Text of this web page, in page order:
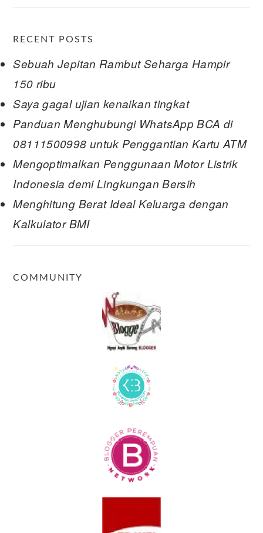
RECENT POSTS
Sebuah Jepitan Rambut Seharga Hampir
150 ribu
Saya gagal ujian kenaikan tingkat
Panduan Menghubungi WhatsApp BCA di
08111500998 untuk Penggantian Kartu ATM
Mengoptimalkan Penggunaan Motor Listrik
Indonesia demi Lingkungan Bersih
Menghitung Berat Ideal Keluarga dengan
Kalkulator BMI
COMMUNITY